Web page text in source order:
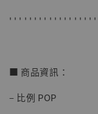
NT$ 5,580
' ' ' ' ' ' ' ' ' ' ' ' ' ' ' ' '
■ 商品資訊：
– 比例 POP